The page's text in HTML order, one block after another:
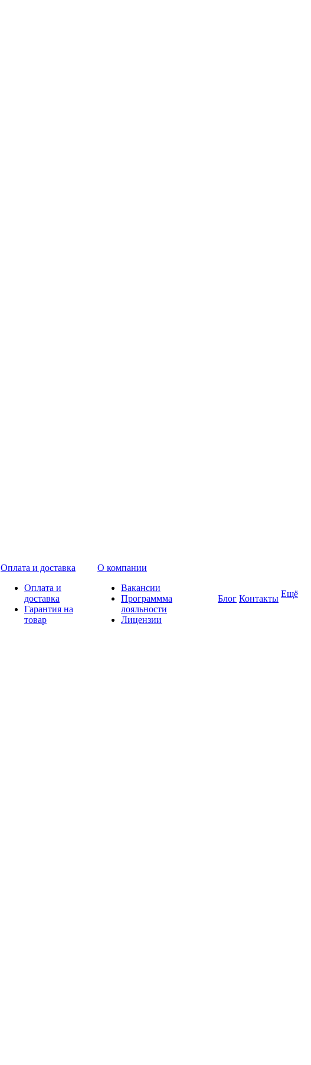
Оплата и доставка
Оплата и
доставка
Гарантия на
товар
О компании
Вакансии
Программма
лояльности
Лицензии
Блог Контакты Ещё